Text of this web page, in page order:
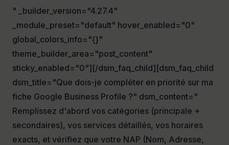
" _builder_version="4.27.4"
_module_preset="default" hover_enabled="0"
global_colors_info="{}"
theme_builder_area="post_content"
sticky_enabled="0"][/dsm_faq_child][dsm_faq_child
dsm_title="Que dois-je compléter en priorité sur ma
fiche Google Business Profile ?" dsm_content="
Remplissez d'abord vos catégories (principale +
secondaires), vos services détaillés, vos horaires
exacts, et vérifiez que votre NAP (Nom, Adresse,